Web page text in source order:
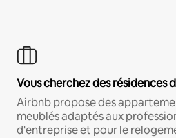
Vous cherchez des résidences
Airbnb propose des
meublés adaptés aux
d'entreprise et pour le